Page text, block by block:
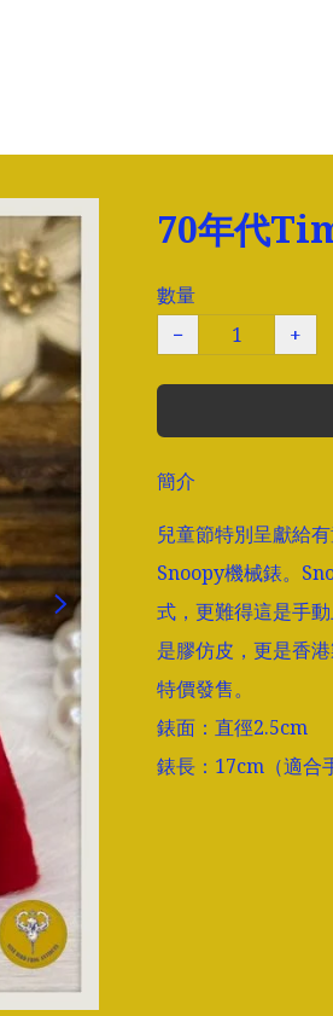
70年代
數量
−
+
簡介
兒童節特別呈獻給
Snoopy機械錶。
式，更難得這是手
是膠仿皮，更是香
特價發售。
錶面：直徑2.5cm
錶長：17cm（適合